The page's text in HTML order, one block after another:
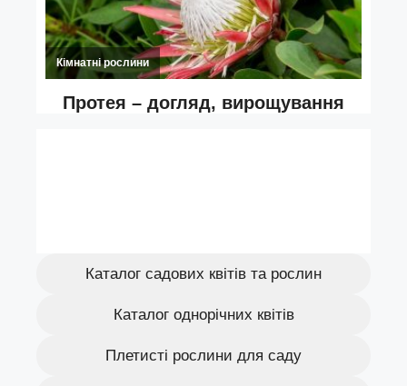
Каталог садових квітів та рослин
Каталог однорічних квітів
Плетисті рослини для саду